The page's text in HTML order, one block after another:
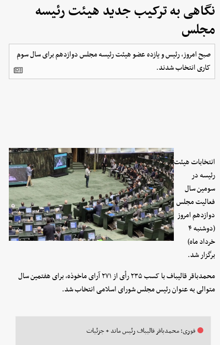
نگاهی به ترکیب جدید هیئت رئیسه
مجلس
صبح امروز، رئیس و یازده عضو هیئت رئیسه مجلس دوازدهم برای سال سوم
کاری انتخاب شدند.
انتخابات هیئت
رئیسه در
سومین سال
فعالیت مجلس
دوازدهم امروز
(دوشنبه ۴
خرداد ماه)
برگزار شد.
محمدباقر قالیباف با کسب ۲۳۵ رأی از ۲۷۱ آرای ماخوذه، برای هفتمین سال
متوالی به عنوان رئیس مجلس شورای اسلامی انتخاب شد.
فوری؛ محمدباقر قالیباف رئیس ماند + جزئیات